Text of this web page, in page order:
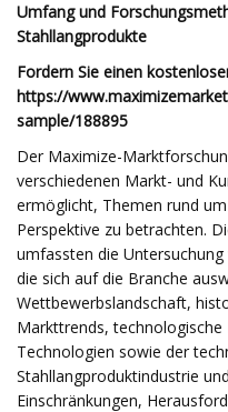
Umfang und
Stahllangprodukte
Fordern Sie einen
https://
sample/188895
Der Maximize-
verschiedenen Markt- und
ermöglicht, Themen rund
Perspektive zu betrachten.
umfassten die
die sich auf die Branche
Wettbewerbslandschaft,
Markttrends,
Technologien sowie der
Stahllangproduktindustrie
Einschränkungen,